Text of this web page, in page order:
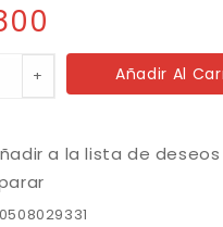
+ Añadir Al
a la lista de deseos